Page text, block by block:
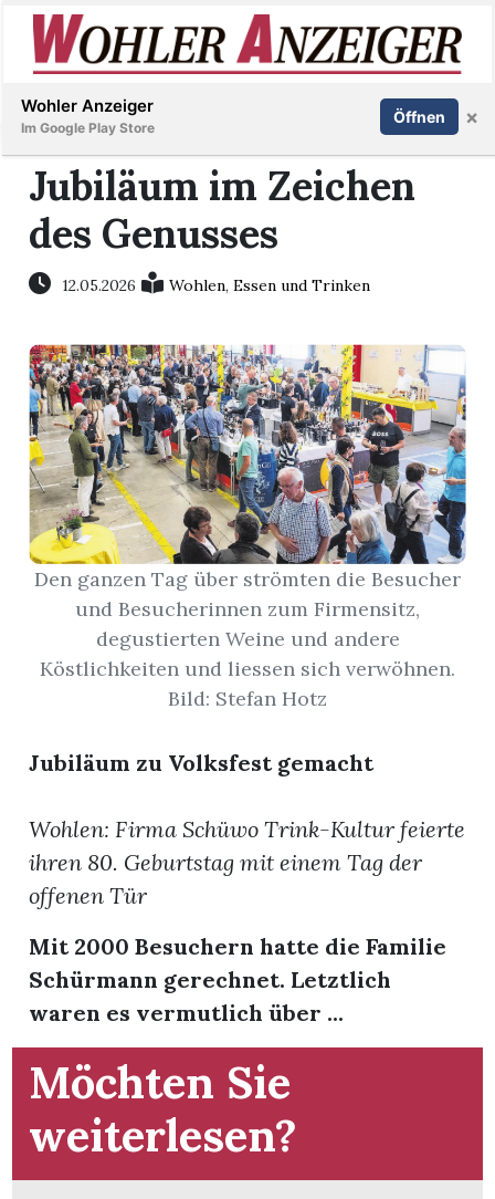
Immobilien
Veranstaltungen
Stellen
E-
Paper
Newsletter
App
Inserieren Abonnieren Anmelden
Jubiläum im Zeichen
des Genusses
12.05.2026 Wohlen,Essen und Trinken
Den ganzen Tag über strömten die Besucher
und Besucherinnen zum Firmensitz,
degustierten Weine und andere
Köstlichkeiten und liessen sich verwöhnen.
Bild: Stefan Hotz
Jubiläum zu Volksfest gemacht
Wohlen: Firma Schüwo Trink-Kultur feierte
ihren 80. Geburtstag mit einem Tag der
offenen Tür
Mit 2000 Besuchern hatte die Familie
Schürmann gerechnet. Letztlich
waren es vermutlich über ...
Möchten Sie
weiterlesen?
Wohler Anzeiger
Im Google Play Store
Öffnen ×